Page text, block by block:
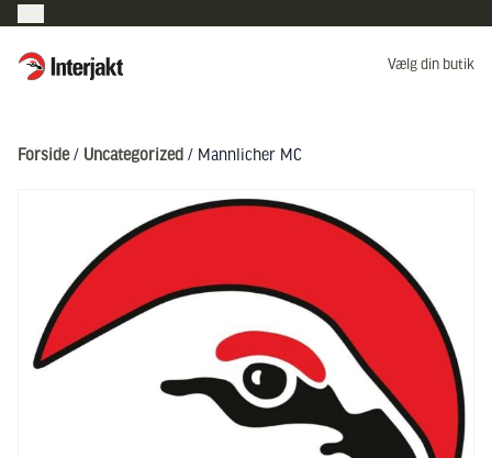
Interjakt DK Vælg din butik
Forside/ Uncategorized / Mannlicher MC